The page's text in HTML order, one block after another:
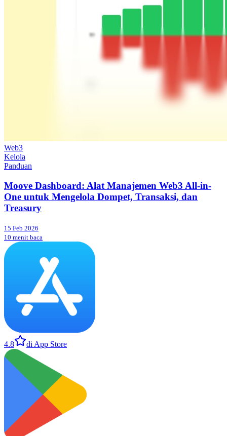
Web3
Kelola
Panduan
Moove Dashboard: Alat Manajemen Web3 All-in-
One untuk Mengelola Dompet, Transaksi, dan
Treasury
15 Feb 2026
10 menit baca
4.8 di App Store